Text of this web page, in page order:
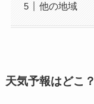
他の地域
天気予報はどこ？